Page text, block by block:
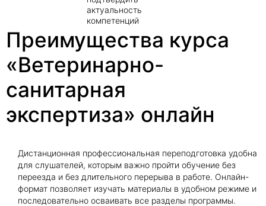
актуальность
компетенций
Преимущества курса
«Ветеринарно-
санитарная
экспертиза» онлайн
Дистанционная профессиональная переподготовка удобна
для слушателей, которым важно пройти обучение без
переезда и без длительного перерыва в работе. Онлайн-
формат позволяет изучать материалы в удобном режиме и
последовательно осваивать все разделы программы.